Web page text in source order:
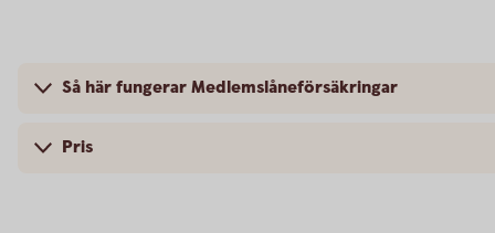
Så här fungerar Medlemslåneförsäkringar
Pris